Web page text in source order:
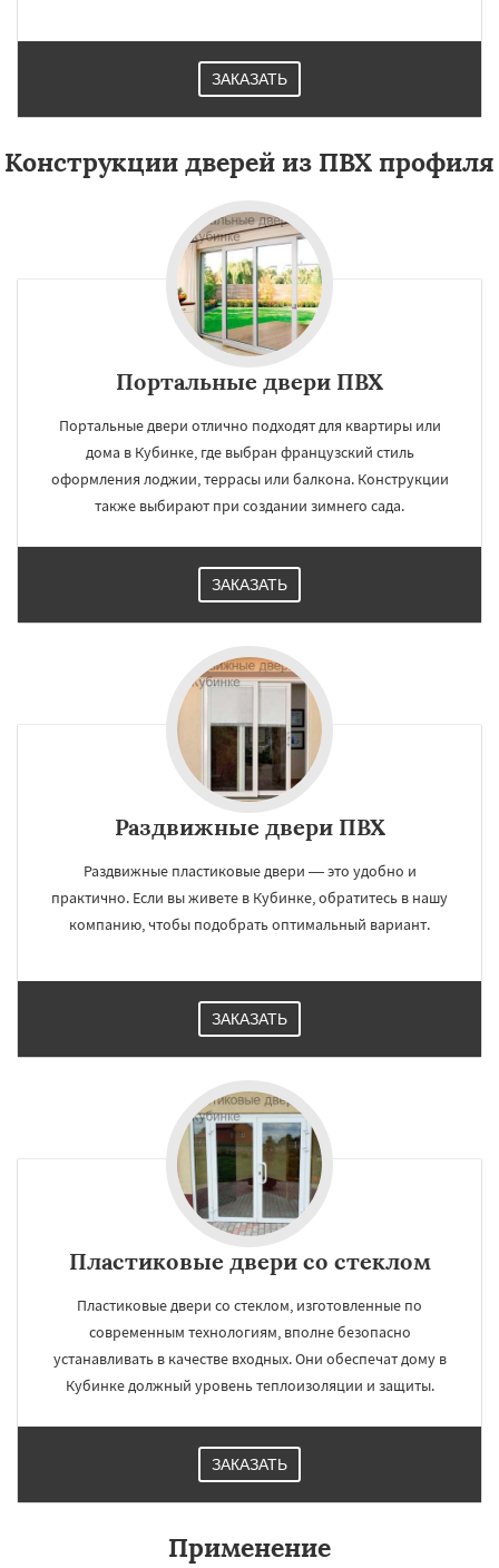
ЗАКАЗАТЬ
Конструкции дверей из ПВХ профиля
Портальные двери ПВХ
Портальные двери отлично подходят для квартиры или
дома в Кубинке, где выбран французский стиль
оформления лоджии, террасы или балкона. Конструкции
также выбирают при создании зимнего сада.
ЗАКАЗАТЬ
Раздвижные двери ПВХ
Раздвижные пластиковые двери — это удобно и
практично. Если вы живете в Кубинке, обратитесь в нашу
компанию, чтобы подобрать оптимальный вариант.
ЗАКАЗАТЬ
Пластиковые двери со стеклом
Пластиковые двери со стеклом, изготовленные по
современным технологиям, вполне безопасно
устанавливать в качестве входных. Они обеспечат дому в
Кубинке должный уровень теплоизоляции и защиты.
ЗАКАЗАТЬ
Применение